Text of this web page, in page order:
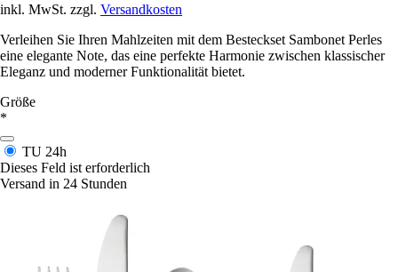
inkl. MwSt. zzgl. Versandkosten
Verleihen Sie Ihren Mahlzeiten mit dem Besteckset Sambonet Perles
eine elegante Note, das eine perfekte Harmonie zwischen klassischer
Eleganz und moderner Funktionalität bietet.
Größe
*
TU 24h
Dieses Feld ist erforderlich
Versand in 24 Stunden